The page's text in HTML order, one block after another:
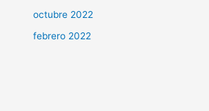
octubre 2022
febrero 2022